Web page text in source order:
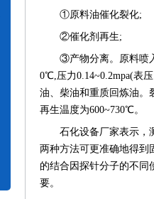
①原料油催化裂化;
②催化剂再生;
③产物分离。原料喷入
0℃,压力0.14~0.2mpa(表
油、柴油和重质回炼油。
再生温度为600~730℃。
石化设备厂家表示，测
两种方法可更准确地得到
的结合因探针分子的不同
要。